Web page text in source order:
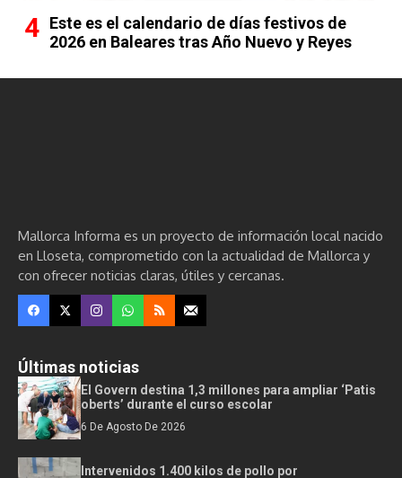
Este es el calendario de días festivos de
2026 en Baleares tras Año Nuevo y Reyes
Mallorca Informa es un proyecto de información local nacido
en Lloseta, comprometido con la actualidad de Mallorca y
con ofrecer noticias claras, útiles y cercanas.
Últimas noticias
El Govern destina 1,3 millones para ampliar ‘Patis
oberts’ durante el curso escolar
6 De Agosto De 2026
Intervenidos 1.400 kilos de pollo por